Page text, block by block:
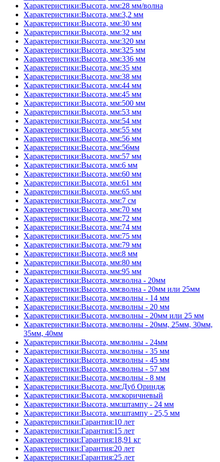
Характеристики:Высота, мм:28 мм/волна
Характеристики:Высота, мм:3,2 мм
Характеристики:Высота, мм:30 мм
Характеристики:Высота, мм:32 мм
Характеристики:Высота, мм:320 мм
Характеристики:Высота, мм:325 мм
Характеристики:Высота, мм:336 мм
Характеристики:Высота, мм:35 мм
Характеристики:Высота, мм:38 мм
Характеристики:Высота, мм:44 мм
Характеристики:Высота, мм:45 мм
Характеристики:Высота, мм:500 мм
Характеристики:Высота, мм:53 мм
Характеристики:Высота, мм:54 мм
Характеристики:Высота, мм:55 мм
Характеристики:Высота, мм:56 мм
Характеристики:Высота, мм:56мм
Характеристики:Высота, мм:57 мм
Характеристики:Высота, мм:6 мм
Характеристики:Высота, мм:60 мм
Характеристики:Высота, мм:61 мм
Характеристики:Высота, мм:65 мм
Характеристики:Высота, мм:7 см
Характеристики:Высота, мм:70 мм
Характеристики:Высота, мм:72 мм
Характеристики:Высота, мм:74 мм
Характеристики:Высота, мм:75 мм
Характеристики:Высота, мм:79 мм
Характеристики:Высота, мм:8 мм
Характеристики:Высота, мм:80 мм
Характеристики:Высота, мм:95 мм
Характеристики:Высота, мм:волна - 20мм
Характеристики:Высота, мм:волна - 20мм или 25мм
Характеристики:Высота, мм:волны - 14 мм
Характеристики:Высота, мм:волны - 20 мм
Характеристики:Высота, мм:волны - 20мм или 25 мм
Характеристики:Высота, мм:волны - 20мм, 25мм, 30мм,
35мм, 40мм
Характеристики:Высота, мм:волны - 24мм
Характеристики:Высота, мм:волны - 35 мм
Характеристики:Высота, мм:волны - 45 мм
Характеристики:Высота, мм:волны - 57 мм
Характеристики:Высота, мм:волны - 8 мм
Характеристики:Высота, мм:Дуб Ориндж
Характеристики:Высота, мм:коричневый
Характеристики:Высота, мм:штампу - 24 мм
Характеристики:Высота, мм:штампу - 25,5 мм
Характеристики:Гарантия:10 лет
Характеристики:Гарантия:15 лет
Характеристики:Гарантия:18,91 кг
Характеристики:Гарантия:20 лет
Характеристики:Гарантия:25 лет